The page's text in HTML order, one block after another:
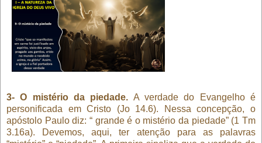
3- O mistério da piedade. A verdade do Evangelho é
personificada em Cristo (Jo 14.6). Nessa concepção, o
apóstolo Paulo diz: “ grande é o mistério da piedade” (1 Tm
3.16a). Devemos, aqui, ter atenção para as palavras